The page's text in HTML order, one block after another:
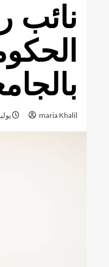
نائب
maria Khalil يوليو